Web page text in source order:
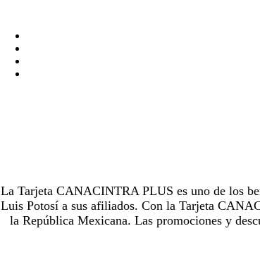
La Tarjeta CANACINTRA PLUS es uno de los
Luis Potosí a sus afiliados. Con la Tarjeta
la República Mexicana. Las promociones y